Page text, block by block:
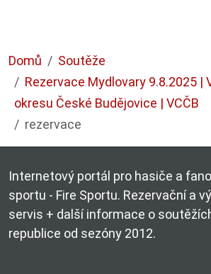
Domů
Soutěže
Rezervace Mydlovary 9.8.2025 |
okresu České Budějovice | VCČB
rezervace
Internetový portál pro hasiče a
sportu - Fire Sportu. Rezervační a
servis + další informace o
republice od sezóny 2012.